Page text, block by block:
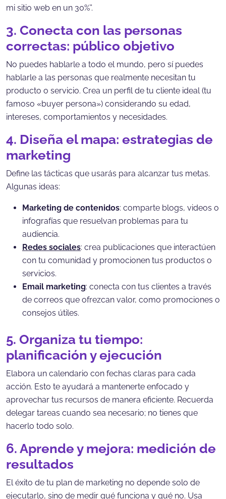
mi sitio web en un 30%”.
3. Conecta con las personas
correctas: público objetivo
No puedes hablarle a todo el mundo, pero sí puedes
hablarle a las personas que realmente necesitan tu
producto o servicio. Crea un perfil de tu cliente ideal (tu
famoso «buyer persona») considerando su edad,
intereses, comportamientos y necesidades.
4. Diseña el mapa: estrategias de
marketing
Define las tácticas que usarás para alcanzar tus metas.
Algunas ideas:
Marketing de contenidos: comparte blogs, videos o
infografías que resuelvan problemas para tu
audiencia.
Redes sociales: crea publicaciones que interactúen
con tu comunidad y promocionen tus productos o
servicios.
Email marketing: conecta con tus clientes a través
de correos que ofrezcan valor, como promociones o
consejos útiles.
5. Organiza tu tiempo:
planificación y ejecución
Elabora un calendario con fechas claras para cada
acción. Esto te ayudará a mantenerte enfocado y
aprovechar tus recursos de manera eficiente. Recuerda
delegar tareas cuando sea necesario; no tienes que
hacerlo todo solo.
6. Aprende y mejora: medición de
resultados
El éxito de tu plan de marketing no depende solo de
ejecutarlo, sino de medir qué funciona y qué no. Usa